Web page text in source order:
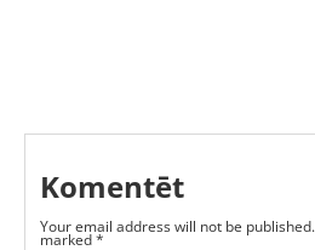
Komentēt
Your email address will not be published.
marked*